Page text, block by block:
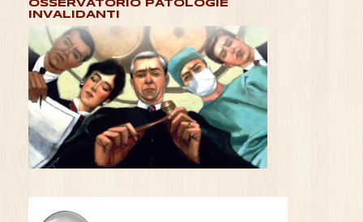
OSSERVATORIO PATOLOGIE
INVALIDANTI